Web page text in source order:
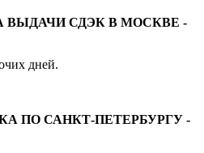
ВЫДАЧИ СДЭК В МОСКВЕ -
дней.
ПО САНКТ-ПЕТЕРБУРГУ -